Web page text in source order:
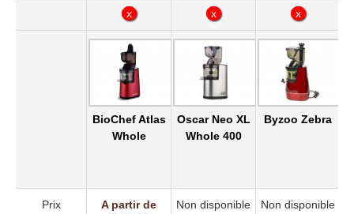
x x
x
x
x x
BioChef Atlas
Whole
Oscar Neo XL
Whole 400
Byzoo Zebra
Prix
A partir de
Non disponible Non disponible